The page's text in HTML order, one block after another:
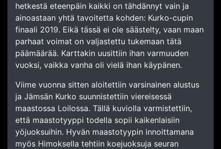
hetkestä eteenpäin kaikki on tähdännyt vain ja
ainoastaan yhtä tavoitetta kohden: Kurko-cupin
finaali 2019. Eikä tässä ei ole säästelty, vaan maan
parhaat voimat on valjastettu tukemaan tätä
päämäärää. Karttakin uusittiin ihan varmuuden
vuoksi, vaikka vanha oli vielä ihan käypänen.
Viime vuonna sitten aloitettiin varsinainen alustus
ja Jämsän Kurko suunnistettiin viereisessä
maastossa Loilossa. Tällä kuviolla varmistettiin,
että maastotyyppi todella sopii kaikenlaisiin
yöjuoksuihin. Hyvän maastotyypin innoittamana
myös Himoksella tehtiin koejuoksuja seuran